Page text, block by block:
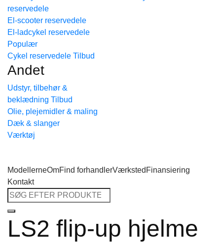
reservedele
El-scooter reservedele
El-ladcykel reservedele
Cykel reservedele
Andet
Udstyr, tilbehør &
beklædning
Olie, plejemidler & maling
Dæk & slanger
Værktøj
ModellerneOmFind forhandlerVærksted Finansiering
Kontakt
Søg
efter:
LS2 flip-up hjelme